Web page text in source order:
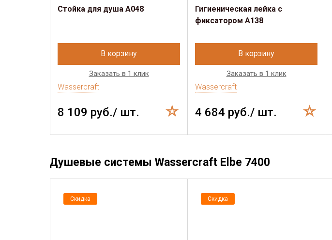
Стойка для душа A048
В корзину
Заказать в 1 клик
Wassercraft
8 109 руб./ шт.
Гигиеническая лейка с
фиксатором A138
В корзину
Заказать в 1 клик
Wassercraft
4 684 руб./ шт.
Душевые системы Wassercraft Elbe 7400
Скидка Скидка